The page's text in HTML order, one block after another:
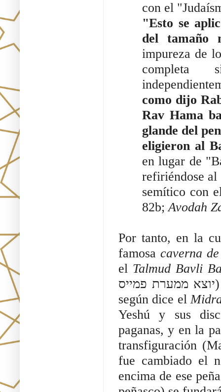
"Esto se
del tamaño
impureza de
completa
como dijo
Rav Hama
glande del
eligieron al
en lugar de
refiriéndose
semítico con
82b; Avodah
Por tanto, en la
famosa caverna
el Talmud Bavli
יוצא ממערת פמייס) donde había un manantial (מעין מערת פמייס)
según dice el
Yeshú y sus
paganas, y en la
transfiguración
fue cambiado el
encima de ese